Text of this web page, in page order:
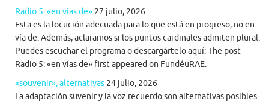
Radio 5: «en vías de» 27 julio, 2026
Esta es la locución adecuada para lo que está en progreso, no en
vía de. Además, aclaramos si los puntos cardinales admiten plural.
Puedes escuchar el programa o descargártelo aquí: The post
Radio 5: «en vías de» first appeared on FundéuRAE.
«souvenir», alternativas 24 julio, 2026
La adaptación suvenir y la voz recuerdo son alternativas posibles